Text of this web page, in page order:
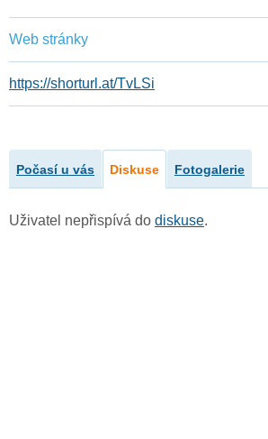
Web stránky
https://shorturl.at/TvLSi
Počasí u vás Diskuse Fotogalerie
Uživatel nepřispívá do diskuse.